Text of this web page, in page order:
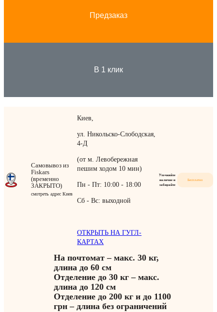
Предзаказ
В 1 клик
Самовывоз из
Fiskars
(временно
ЗАКРЫТО)
смотреть адрес Киев
Киев,
ул. Никольско-Слободская,
4-Д
(от м. Левобережная
пешим ходом 10 мин)
Пн - Пт: 10:00 - 18:00
Сб - Вс: выходной
ОТКРЫТЬ НА ГУГЛ-
КАРТАХ
Уточняйте
наличие и
забирайте
Бесплатно
На почтомат – макс. 30 кг,
длина до 60 см
Отделение до 30 кг – макс.
длина до 120 см
Отделение до 200 кг и до 1100
грн – длина без ограничений